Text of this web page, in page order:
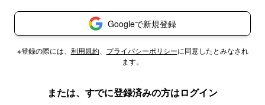
Googleで新規登録
※登録の際には、 利用規約、 プライバシーポリシーに同意したとみなされ
ます。
または、すでに登録済みの方はログイン